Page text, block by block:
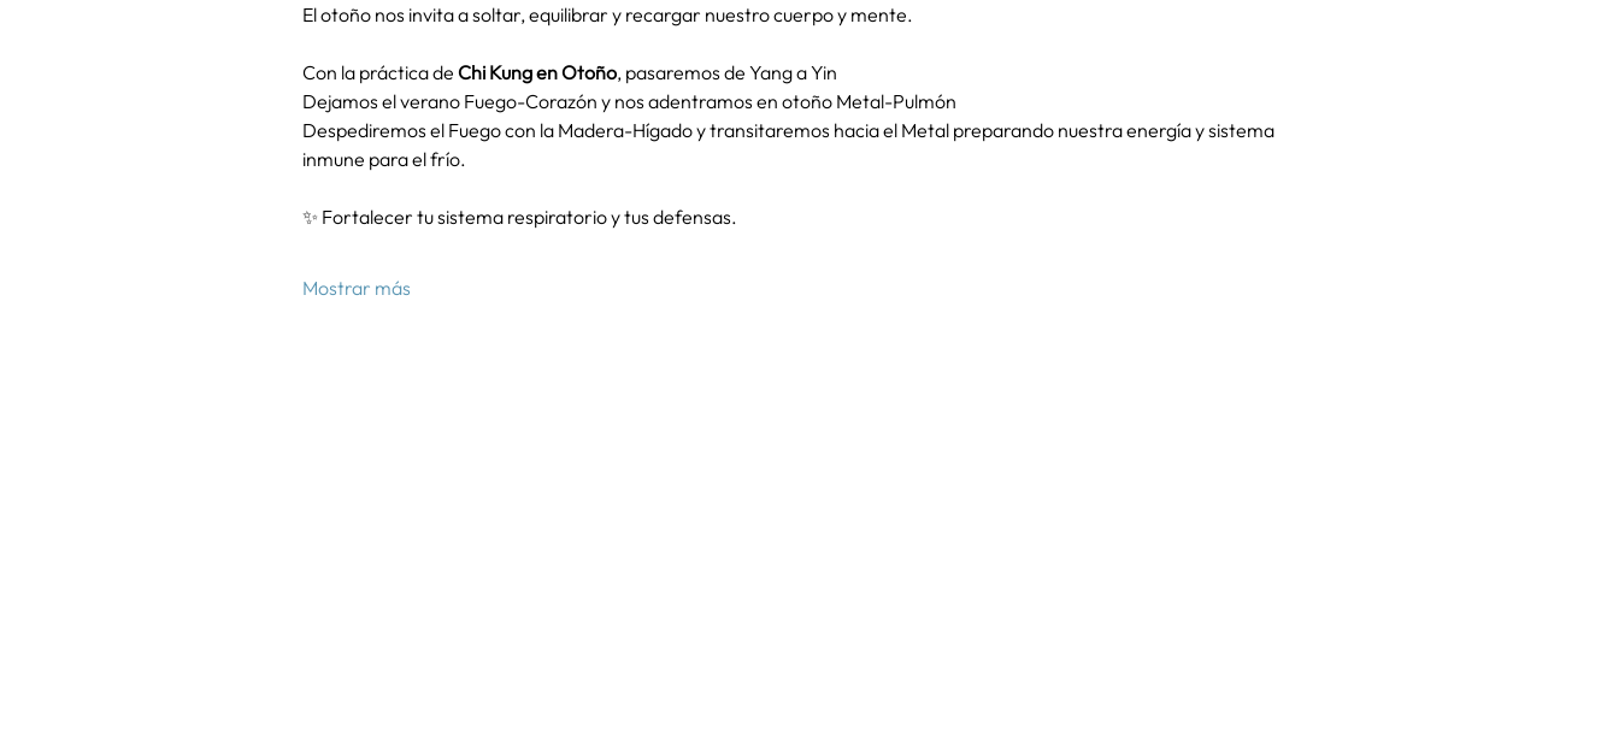
El otoño nos invita a soltar, equilibrar y recargar nuestro cuerpo y mente.
Con la práctica de Chi Kung en Otoño, pasaremos de Yang a Yin
Dejamos el verano Fuego-Corazón y nos adentramos en otoño Metal-Pulmón
Despediremos el Fuego con la Madera-Hígado y transitaremos hacia el Metal preparando nuestra energía y sistema
inmune para el frío.
✨ Fortalecer tu sistema respiratorio y tus defensas.
Mostrar más